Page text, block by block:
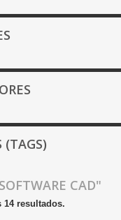
(TAGS)
CAD"
14 resultados.